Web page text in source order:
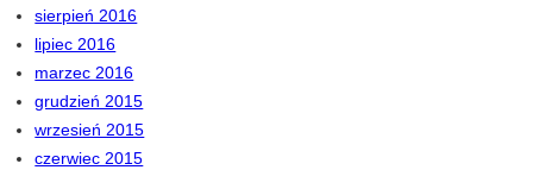
sierpień 2016
lipiec 2016
marzec 2016
grudzień 2015
wrzesień 2015
czerwiec 2015